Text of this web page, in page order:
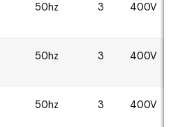
50hz 3 400V
50hz 3 400V
50hz 3 400V